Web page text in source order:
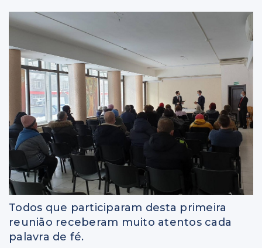
Todos que participaram desta primeira
reunião receberam muito atentos cada
palavra de fé.